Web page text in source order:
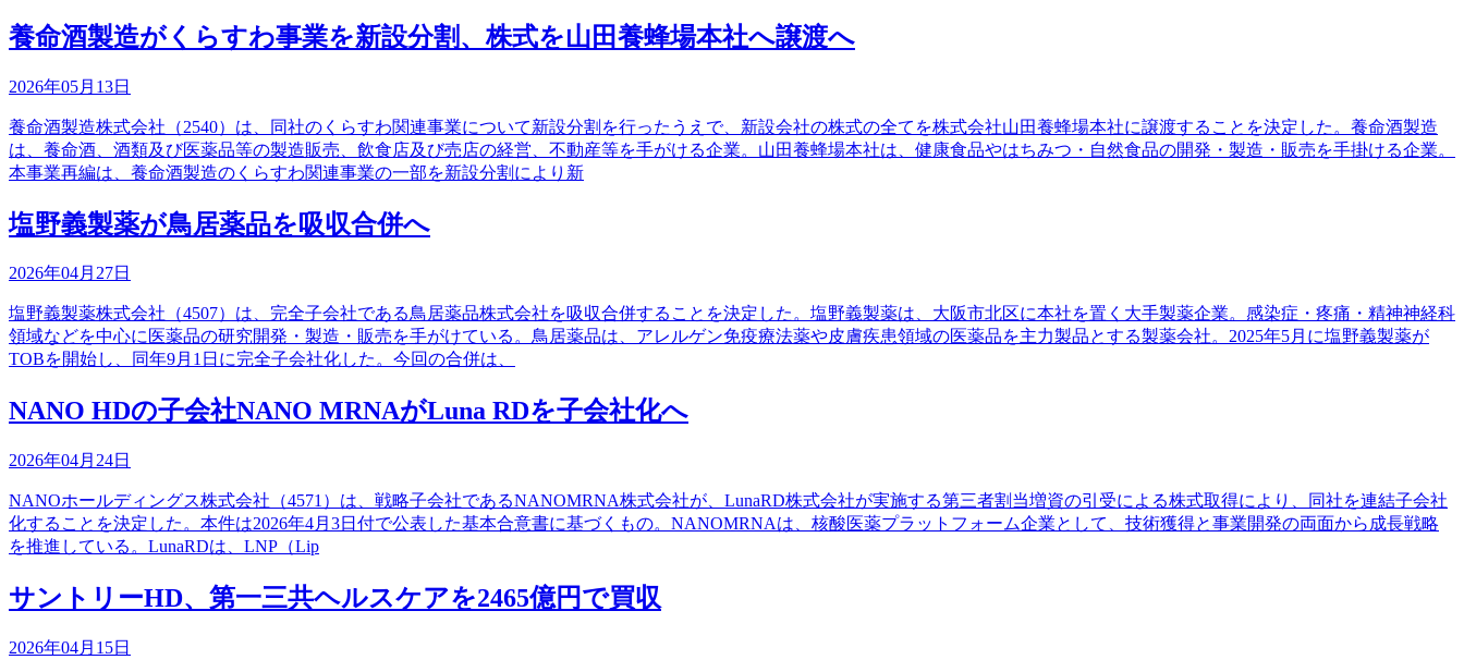
養命酒製造がくらすわ事業を新設分割、株式を山田養蜂場本社へ譲渡へ
2026年05月13日
養命酒製造株式会社（2540）は、同社のくらすわ関連事業について新設分割を行ったうえで、新設会社の株式の全てを株式会社山田養蜂場本社に譲渡することを決定した。養命酒製造
は、養命酒、酒類及び医薬品等の製造販売、飲食店及び売店の経営、不動産等を手がける企業。山田養蜂場本社は、健康食品やはちみつ・自然食品の開発・製造・販売を手掛ける企業。
本事業再編は、養命酒製造のくらすわ関連事業の一部を新設分割により新
塩野義製薬が鳥居薬品を吸収合併へ
2026年04月27日
塩野義製薬株式会社（4507）は、完全子会社である鳥居薬品株式会社を吸収合併することを決定した。塩野義製薬は、大阪市北区に本社を置く大手製薬企業。感染症・疼痛・精神神経科
領域などを中心に医薬品の研究開発・製造・販売を手がけている。鳥居薬品は、アレルゲン免疫療法薬や皮膚疾患領域の医薬品を主力製品とする製薬会社。2025年5月に塩野義製薬が
TOBを開始し、同年9月1日に完全子会社化した。今回の合併は、
NANO HDの子会社NANO MRNAがLuna RDを子会社化へ
2026年04月24日
NANOホールディングス株式会社（4571）は、戦略子会社であるNANOMRNA株式会社が、LunaRD株式会社が実施する第三者割当増資の引受による株式取得により、同社を連結子会社
化することを決定した。本件は2026年4月3日付で公表した基本合意書に基づくもの。NANOMRNAは、核酸医薬プラットフォーム企業として、技術獲得と事業開発の両面から成長戦略
を推進している。LunaRDは、LNP（Lip
サントリーHD、第一三共ヘルスケアを2465億円で買収
2026年04月15日